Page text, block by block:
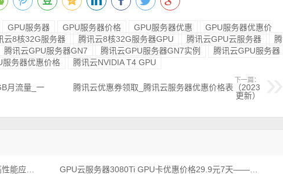
GPU服务器 GPU服务器价格 GPU服务器优惠
GPU服务器优惠价
云8核32G服务器 腾讯云8核32G服务器GPU 腾讯云GPU云服务器
腾
腾讯云GPU服务器GN7 腾讯云GPU服务器GN7实例
腾讯云GPU服务器
服务器优惠价格 腾讯云NVIDIA T4 GPU
月流量_一
下一篇：
腾讯云优惠券领取_腾讯云服务器优惠价格表（2023
更新）